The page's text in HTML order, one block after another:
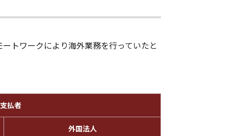
トワークにより海外業務を行っていたと
払者
外国法人